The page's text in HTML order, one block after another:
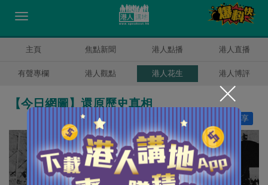
主頁 焦點新聞 港人點播 港人直播
有聲專欄 港人觀點 港人花生 港人博評
【今日網圖】還原歷史真相
分享
讚好